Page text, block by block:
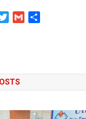
TwitterGmail